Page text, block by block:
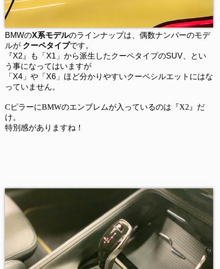
BMWのX系モデルのラインナップは、偶数ナンバーのモデ
ルが クーペタイプです。
『X2』も「X1」から派生したクーペタイプのSUV、とい
う事になってはいますが
「X4」や「X6」ほど分かりやすいクーペシルエットにはな
っていません。
CピラーにBMWのエンブレムが入っているのは『X2』だ
け。
特別感がありますね！